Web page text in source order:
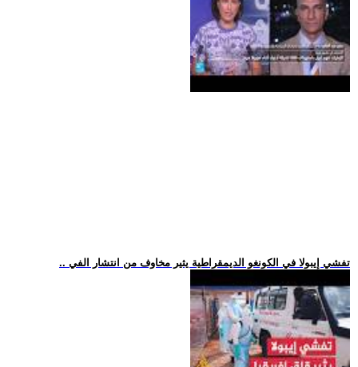
.. تفشي إيبولا في الكونغو الديمقراطية يثير مخاوف من انتشار الفي